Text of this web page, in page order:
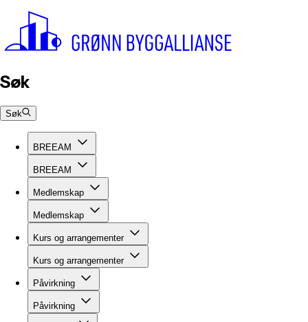
Søk
Søk
BREEAM
BREEAM
Medlemskap
Medlemskap
Kurs og arrangementer
Kurs og arrangementer
Påvirkning
Påvirkning